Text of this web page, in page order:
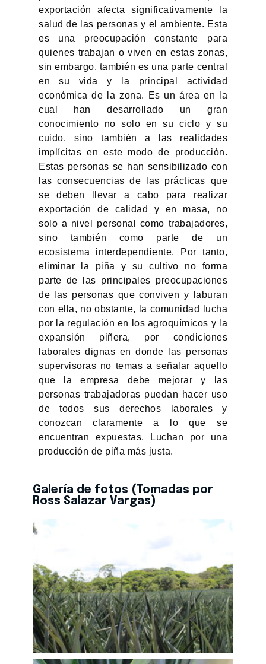
exportación afecta significativamente la
salud de las personas y el ambiente. Esta
es una preocupación constante para
quienes trabajan o viven en estas zonas,
sin embargo, también es una parte central
en su vida y la principal actividad
económica de la zona. Es un área en la
cual han desarrollado un gran
conocimiento no solo en su ciclo y su
cuido, sino también a las realidades
implícitas en este modo de producción.
Estas personas se han sensibilizado con
las consecuencias de las prácticas que
se deben llevar a cabo para realizar
exportación de calidad y en masa, no
solo a nivel personal como trabajadores,
sino también como parte de un
ecosistema interdependiente. Por tanto,
eliminar la piña y su cultivo no forma
parte de las principales preocupaciones
de las personas que conviven y laburan
con ella, no obstante, la comunidad lucha
por la regulación en los agroquímicos y la
expansión piñera, por condiciones
laborales dignas en donde las personas
supervisoras no temas a señalar aquello
que la empresa debe mejorar y las
personas trabajadoras puedan hacer uso
de todos sus derechos laborales y
conozcan claramente a lo que se
encuentran expuestas. Luchan por una
producción de piña más justa.
Galería de fotos (Tomadas por
Ross Salazar Vargas)